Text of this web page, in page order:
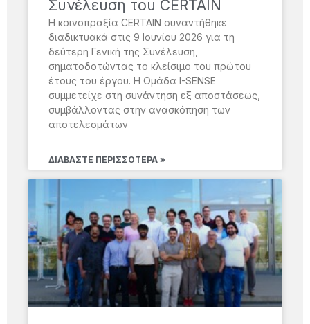
Συνέλευση του CERTAIN
Η κοινοπραξία CERTAIN συναντήθηκε
διαδικτυακά στις 9 Ιουνίου 2026 για τη
δεύτερη Γενική της Συνέλευση,
σηματοδοτώντας το κλείσιμο του πρώτου
έτους του έργου. Η Ομάδα I-SENSE
συμμετείχε στη συνάντηση εξ αποστάσεως,
συμβάλλοντας στην ανασκόπηση των
αποτελεσμάτων
ΔΙΑΒΆΣΤΕ ΠΕΡΙΣΣΌΤΕΡΑ »